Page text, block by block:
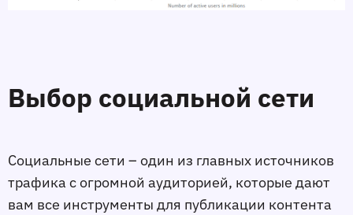
Выбор социальной сети
Социальные сети – один из главных источников
трафика с огромной аудиторией, которые дают
вам все инструменты для публикации контента